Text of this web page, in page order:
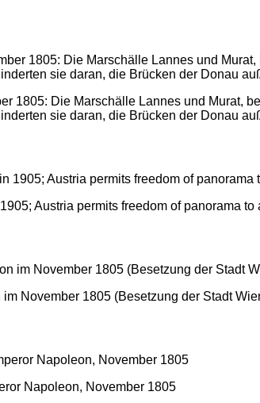
1805: Die Marschälle Lannes und Murat,
sie daran, die Brücken der Donau
Austria permits freedom of panorama to
November 1805 (Besetzung der Stadt
Napoleon, November 1805